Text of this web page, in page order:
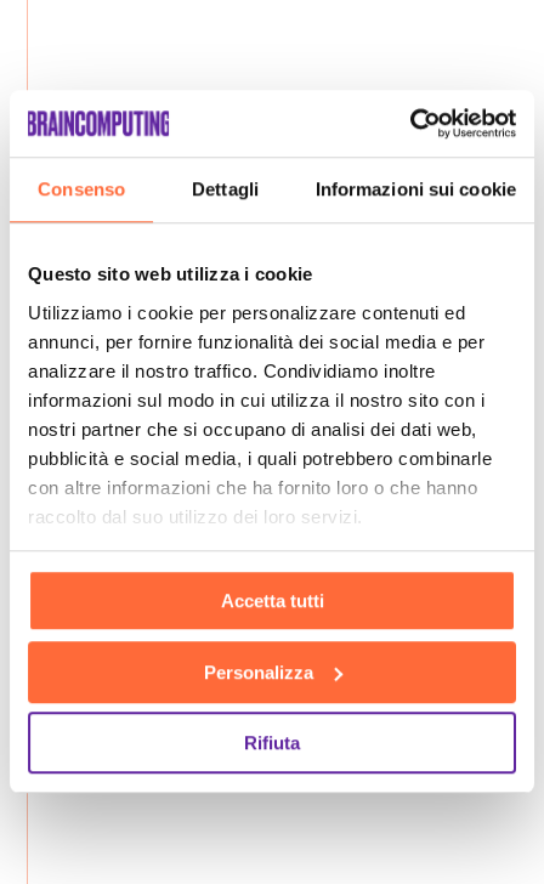
Consenso Dettagli Informazioni sui cookie
Questo sito web utilizza i cookie
Utilizziamo i cookie per personalizzare contenuti ed
annunci, per fornire funzionalità dei social media e per
analizzare il nostro traffico. Condividiamo inoltre
informazioni sul modo in cui utilizza il nostro sito con i
nostri partner che si occupano di analisi dei dati web,
pubblicità e social media, i quali potrebbero combinarle
con altre informazioni che ha fornito loro o che hanno
raccolto dal suo utilizzo dei loro servizi.
Accetta tutti
Personalizza
Rifiuta